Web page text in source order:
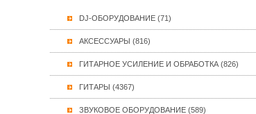
DJ-ОБОРУДОВАНИЕ (71)
АКСЕССУАРЫ (816)
ГИТАРНОЕ УСИЛЕНИЕ И ОБРАБОТКА (826)
ГИТАРЫ (4367)
ЗВУКОВОЕ ОБОРУДОВАНИЕ (589)